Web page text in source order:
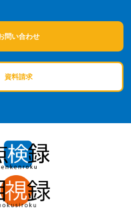
問い合わせ
資料請求